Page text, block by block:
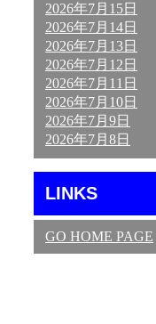
2026年7月15日
2026年7月14日
2026年7月13日
2026年7月12日
2026年7月11日
2026年7月10日
2026年7月9日
2026年7月8日
LINKS
GO HOME PAGE